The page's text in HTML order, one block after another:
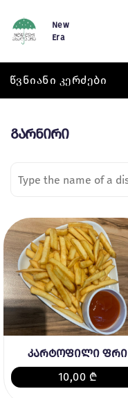
New
Era
წვნიანი კერძები
გარნირი
კარტოფილი ფრი
10,00 ₾